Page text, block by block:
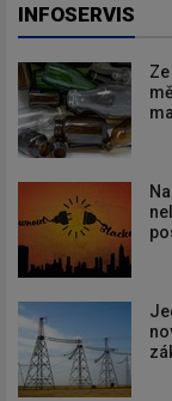
INFOSERVIS